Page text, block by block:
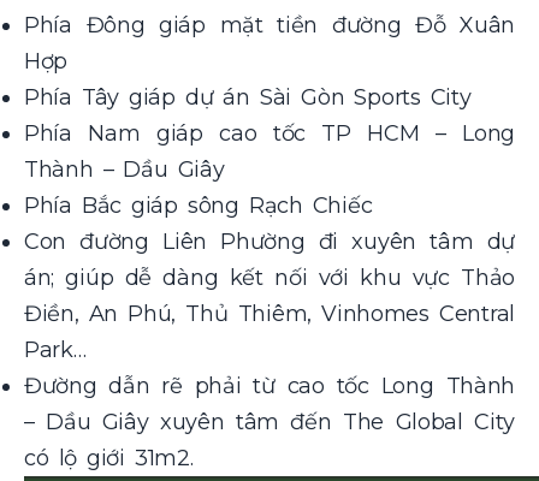
Phía Đông giáp mặt tiền đường Đỗ Xuân
Hợp
Phía Tây giáp dự án Sài Gòn Sports City
Phía Nam giáp cao tốc TP HCM – Long
Thành – Dầu Giây
Phía Bắc giáp sông Rạch Chiếc
Con đường Liên Phường đi xuyên tâm dự
án; giúp dễ dàng kết nối với khu vực Thảo
Điền, An Phú, Thủ Thiêm, Vinhomes Central
Park…
Đường dẫn rẽ phải từ cao tốc Long Thành
– Dầu Giây xuyên tâm đến The Global City
có lộ giới 31m2.